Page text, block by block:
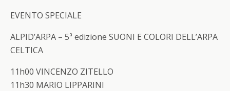
EVENTO SPECIALE
ALPID’ARPA – 5ª edizione SUONI E COLORI DELL’ARPA
CELTICA
11h00 VINCENZO ZITELLO
11h30 MARIO LIPPARINI